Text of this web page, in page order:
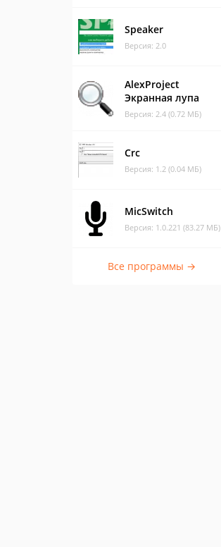
Speaker
Версия: 2.0
AlexProject
Экранная лупа
Версия: 2.4 (0.72 МБ)
Crc
Версия: 1.2 (0.04 МБ)
MicSwitch
Версия: 1.0.221 (83.27 МБ)
Все программы →